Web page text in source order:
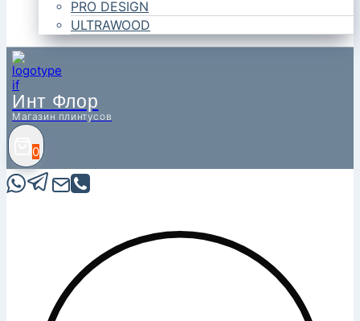
PRO DESIGN
ULTRAWOOD
Инт Флор
Магазин плинтусов
0